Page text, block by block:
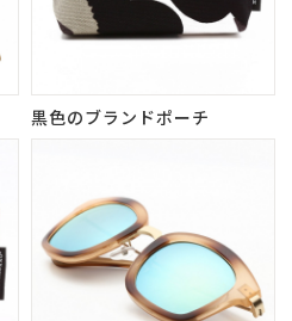
黒色のブランドポーチ